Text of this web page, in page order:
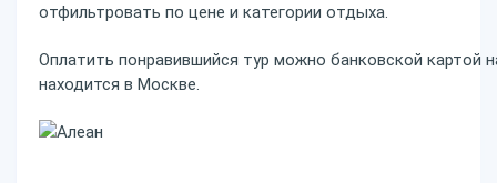
отфильтровать по цене и категории отдыха.
Оплатить понравившийся тур можно банковской картой
находится в Москве.